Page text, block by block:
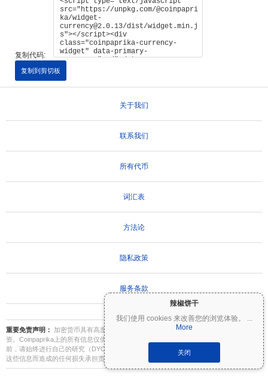
辣椒饼干
我们使用 cookies 来改善您的浏览体验。
...
More
关闭
复制代码:
复制到剪切板
关于我们
联系我们
所有代币
词汇表
方法论
隐私政策
服务条款
重要免责声明：
加密货币具有高度波动性，存在重大风险。您可能会损失部分或全部投
资。Coinpaprika上的所有信息仅供参考，不构成财务或投资建议。在做出投资决策之
前，请始终进行自己的研究（DYOR）并咨询合格的财务顾问。Coinpaprika不对因使用
这些信息而造成的任何损失承担责任。